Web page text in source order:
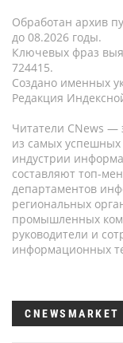
Обработан архив
до 08.2026 годы.
Ключевых фраз
724415.
Создано именных
Редакция
Читатели CNews —
из самых успешных
индустрии
составляют топ-
департаментов
региональных
промышленных
руководители и
информационных
CNEWSMARKET